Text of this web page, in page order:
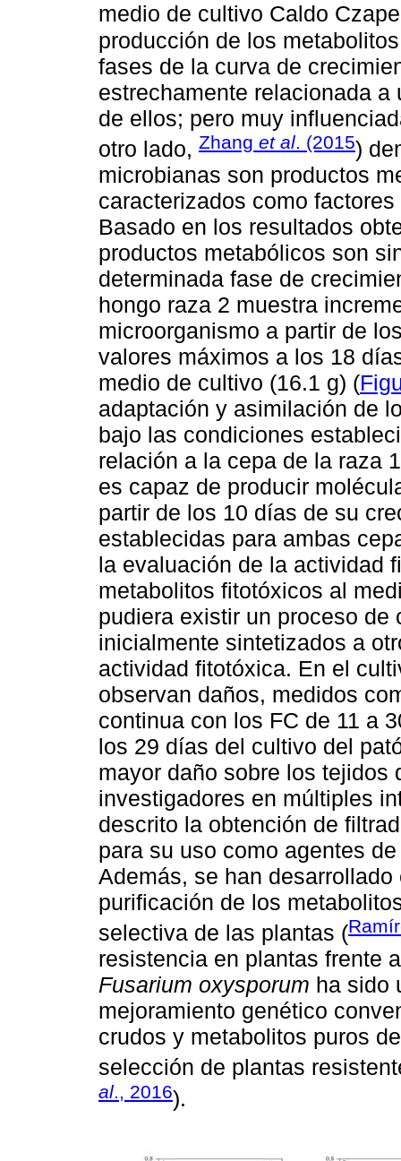
medio de cultivo Caldo
producción de los
fases de la curva de
estrechamente relacionada
de ellos; pero muy
otro lado, Zhang et al. (2015)
microbianas son productos
caracterizados como
Basado en los resultados
productos metabólicos son
determinada fase de
hongo raza 2 muestra
microorganismo a partir de
valores máximos a los 18
medio de cultivo (16.1 g) (
adaptación y asimilación de
bajo las condiciones
relación a la cepa de la raza
es capaz de producir
partir de los 10 días de su
establecidas para ambas
la evaluación de la actividad
metabolitos fitotóxicos al
pudiera existir un proceso
inicialmente sintetizados a
actividad fitotóxica. En el
observan daños, medidos
continua con los FC de 11 a
los 29 días del cultivo del
mayor daño sobre los tejidos
investigadores en múltiples
descrito la obtención de
para su uso como agentes
Además, se han
purificación de los
selectiva de las plantas (
resistencia en plantas frente
Fusarium oxysporum ha sido
mejoramiento genético
crudos y metabolitos puros
selección de plantas
al., 2016).